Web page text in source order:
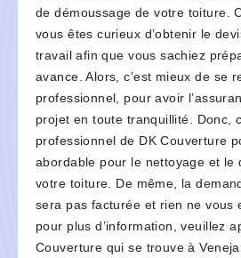
de démoussage de votre toiture.
vous êtes curieux d’obtenir le
travail afin que vous sachiez
avance. Alors, c’est mieux de se
professionnel, pour avoir
projet en toute tranquillité. Donc,
professionnel de DK Couverture
abordable pour le nettoyage et le
votre toiture. De même, la
sera pas facturée et rien ne vous
pour plus d’information, veuillez
Couverture qui se trouve à